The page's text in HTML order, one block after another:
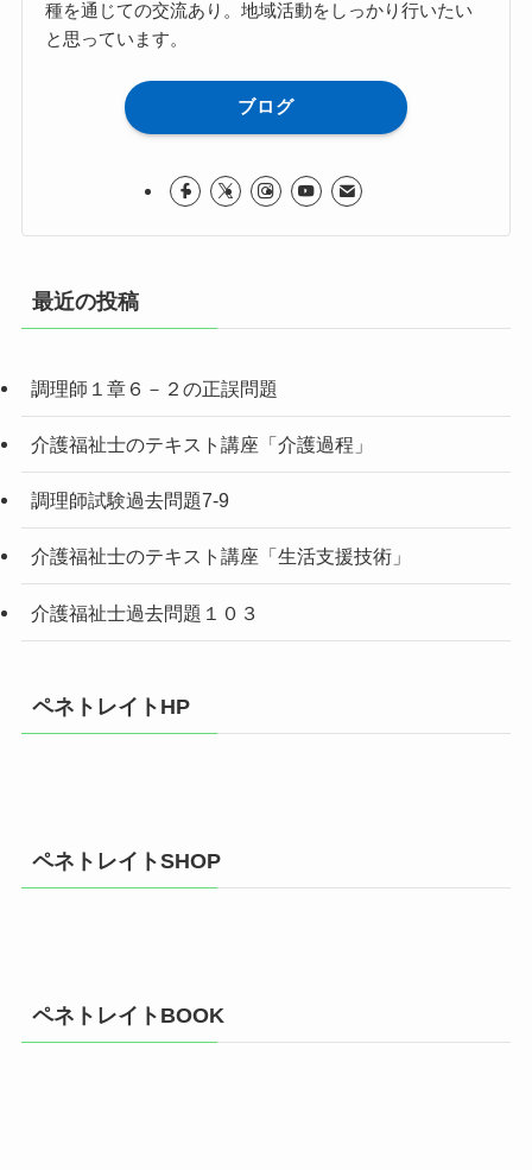
種を通じての交流あり。地域活動をしっかり行いたい
と思っています。
ブログ
最近の投稿
調理師１章６－２の正誤問題
介護福祉士のテキスト講座「介護過程」
調理師試験過去問題7-9
介護福祉士のテキスト講座「生活支援技術」
介護福祉士過去問題１０３
ペネトレイトHP
ペネトレイトSHOP
ペネトレイトBOOK